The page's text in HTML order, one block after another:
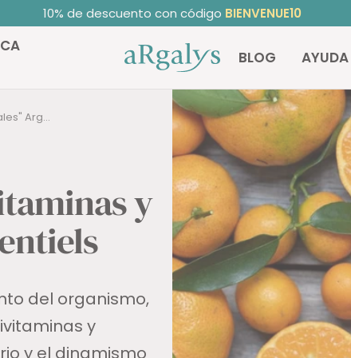
4.72/5en TrustedShops ⭐ | +10.000 clientes
ARGALYS BLOG AYUDA
Arg...
y
del organismo,
y
y el dinamismo